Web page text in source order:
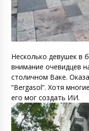
Несколько девушек в
внимание очевидцев
столичном Ваке.
“Bergasol”. Хотя
его мог создать ИИ.
Видеоплеер